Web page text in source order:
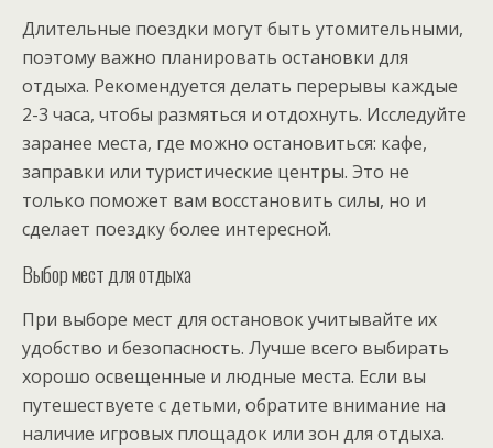
Длительные поездки могут быть утомительными,
поэтому важно планировать остановки для
отдыха. Рекомендуется делать перерывы каждые
2-3 часа, чтобы размяться и отдохнуть. Исследуйте
заранее места, где можно остановиться: кафе,
заправки или туристические центры. Это не
только поможет вам восстановить силы, но и
сделает поездку более интересной.
Выбор мест для отдыха
При выборе мест для остановок учитывайте их
удобство и безопасность. Лучше всего выбирать
хорошо освещенные и людные места. Если вы
путешествуете с детьми, обратите внимание на
наличие игровых площадок или зон для отдыха.